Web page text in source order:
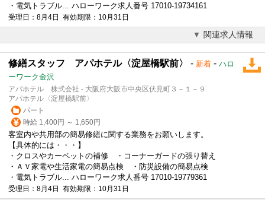
・電気トラブル... ハローワーク求人番号 17010-19734161
受理日：8月4日 有効期限：10月31日
関連求人情報
修繕スタッフ アパホテル〈淀屋橋駅前〉 - 新着 - ハロ
ーワーク金沢
アパホテル 株式会社 - 大阪府大阪市中央区伏見町３－１－９
アパホテル〈淀屋橋駅前〉
パート
時給 1,400円 ～ 1,650円
客室内や共用部の簡易修繕に関する業務をお願いします。
【具体的には・・・】
・クロスやカーペットの補修 ・コーナーガードの張り替え
・ＡＶ家電や生活家電の簡易点検 ・防災設備の簡易点検
・電気トラブル... ハローワーク求人番号 17010-19779361
受理日：8月4日 有効期限：10月31日